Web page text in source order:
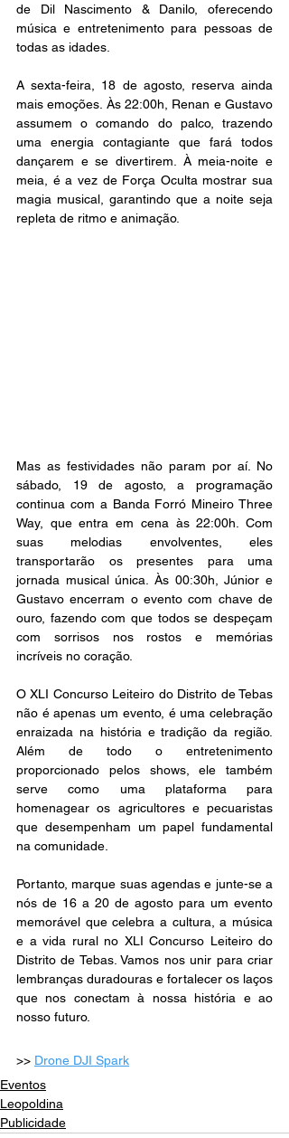
de Dil Nascimento & Danilo, oferecendo
música e entretenimento para pessoas de
todas as idades.
A sexta-feira, 18 de agosto, reserva ainda
mais emoções. Às 22:00h, Renan e Gustavo
assumem o comando do palco, trazendo
uma energia contagiante que fará todos
dançarem e se divertirem. À meia-noite e
meia, é a vez de Força Oculta mostrar sua
magia musical, garantindo que a noite seja
repleta de ritmo e animação.
Mas as festividades não param por aí. No
sábado, 19 de agosto, a programação
continua com a Banda Forró Mineiro Three
Way, que entra em cena às 22:00h. Com
suas melodias envolventes, eles
transportarão os presentes para uma
jornada musical única. Às 00:30h, Júnior e
Gustavo encerram o evento com chave de
ouro, fazendo com que todos se despeçam
com sorrisos nos rostos e memórias
incríveis no coração.
O XLI Concurso Leiteiro do Distrito de Tebas
não é apenas um evento, é uma celebração
enraizada na história e tradição da região.
Além de todo o entretenimento
proporcionado pelos shows, ele também
serve como uma plataforma para
homenagear os agricultores e pecuaristas
que desempenham um papel fundamental
na comunidade.
Portanto, marque suas agendas e junte-se a
nós de 16 a 20 de agosto para um evento
memorável que celebra a cultura, a música
e a vida rural no XLI Concurso Leiteiro do
Distrito de Tebas. Vamos nos unir para criar
lembranças duradouras e fortalecer os laços
que nos conectam à nossa história e ao
nosso futuro.
>> Drone DJI Spark
Eventos
Leopoldina
Publicidade